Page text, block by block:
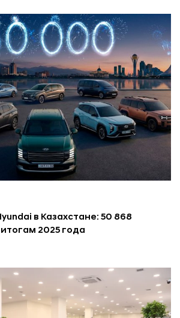
в Казахстане: 50 868
2025 года